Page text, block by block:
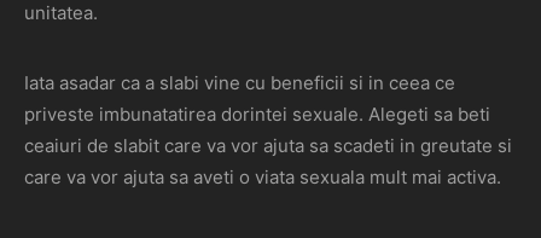
unitatea.
Iata asadar ca a slabi vine cu beneficii si in ceea ce
priveste imbunatatirea dorintei sexuale. Alegeti sa beti
ceaiuri de slabit care va vor ajuta sa scadeti in greutate si
care va vor ajuta sa aveti o viata sexuala mult mai activa.